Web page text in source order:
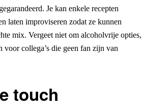
Je kan enkele recepten
laten improviseren zodat ze kunnen
mix. Vergeet niet om alcoholvrije opties,
voor collega’s die geen fan zijn van
touch